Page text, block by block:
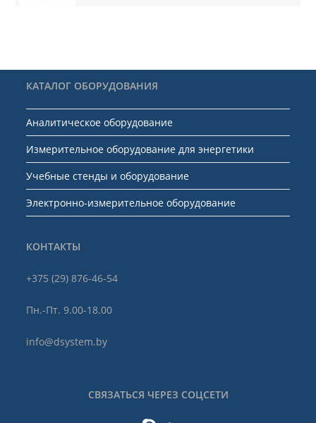
КАТАЛОГ ОБОРУДОВАНИЯ
Аналитическое оборудование
Измерительное оборудование для энергетики
Учебные стенды и оборудование
Электронно-измерительное оборудование
КОНТАКТЫ
+375 (29) 876-46-54
Пн.-Пт. 9.00-18.00
info@dsystem.by
СВЯЗАТЬСЯ ЧЕРЕЗ СОЦСЕТИ